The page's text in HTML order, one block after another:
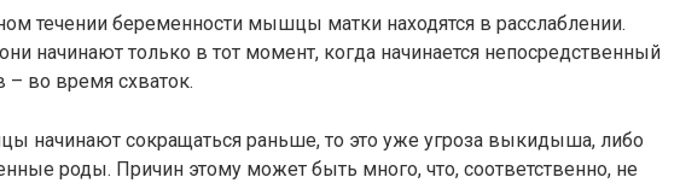
течении беременности мышцы матки находятся в расслаблении.
начинают только в тот момент, когда начинается непосредственный
– во время схваток.
начинают сокращаться раньше, то это уже угроза выкидыша, либо
роды. Причин этому может быть много, что, соответственно, не